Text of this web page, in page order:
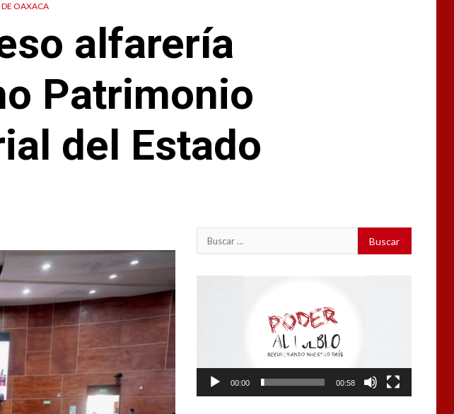
DE OAXACA
alfarería
Patrimonio
del Estado
Buscar:
00:00 00:58